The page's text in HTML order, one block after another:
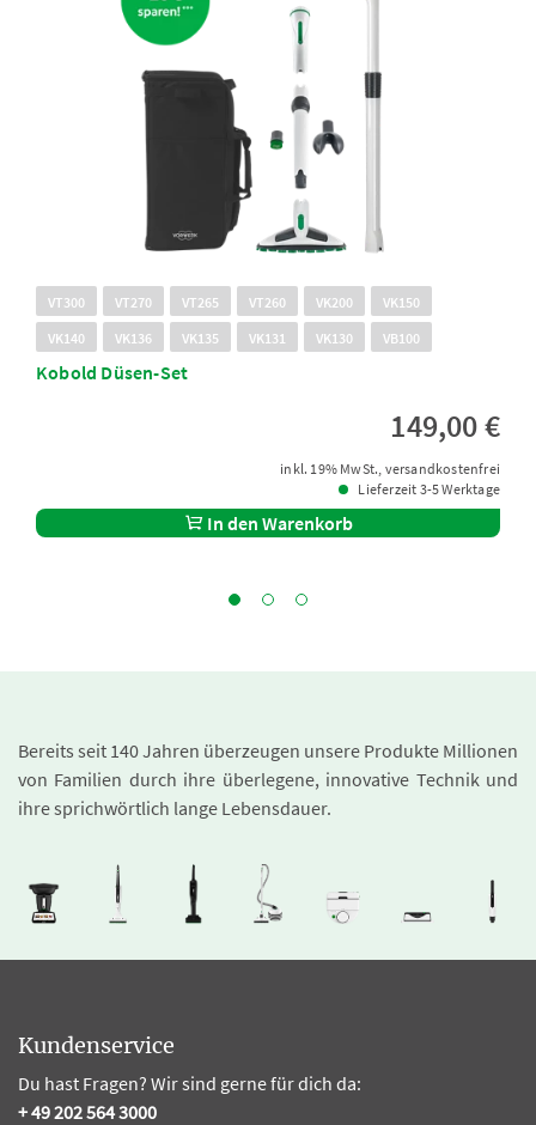
VT300 VT270 VT265 VT260 VK200
VK150
VK140
VK136 VK135 VK131 VK130 VB100
Kobold Düsen-Set
149,00 €
inkl. 19% MwSt., versandkostenfrei
Lieferzeit 3-5 Werktage
In den Warenkorb
Bereits seit 140 Jahren überzeugen unsere Produkte Millionen
von Familien durch ihre überlegene, innovative Technik und
ihre sprichwörtlich lange Lebensdauer.
Kundenservice
Du hast Fragen? Wir sind gerne für dich da:
+ 49 202 564 3000